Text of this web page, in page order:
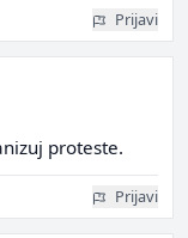
Prijavi
proteste.
Prijavi